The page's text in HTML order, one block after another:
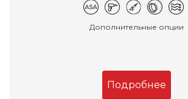
Дополнительные опции
Подробнее